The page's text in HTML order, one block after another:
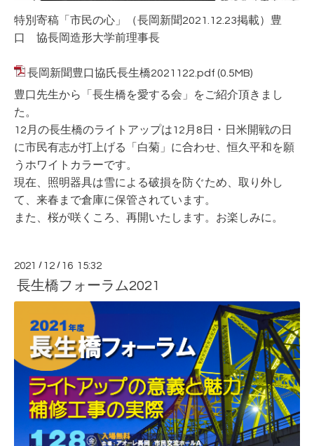
特別寄稿「市民の心」（長岡新聞2021.12.23掲載）豊
口 協長岡造形大学前理事長
長岡新聞豊口協氏長生橋2021122.pdf (0.5MB)
豊口先生から「長生橋を愛する会」をご紹介頂きまし
た。
12月の長生橋のライトアップは12月8日・日米開戦の日
に市民有志が打上げる「白菊」に合わせ、恒久平和を願
うホワイトカラーです。
現在、照明器具は雪による破損を防ぐため、取り外し
て、来春まで倉庫に保管されています。
また、桜が咲くころ、再開いたします。お楽しみに。
2021 / 12 / 16 15:32
長生橋フォーラム2021